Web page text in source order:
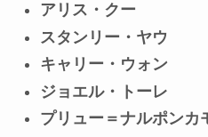
アリス・クー
スタンリー・ヤウ
キャリー・ウォン
ジョエル・トーレ
プリュー＝ナルポンカ